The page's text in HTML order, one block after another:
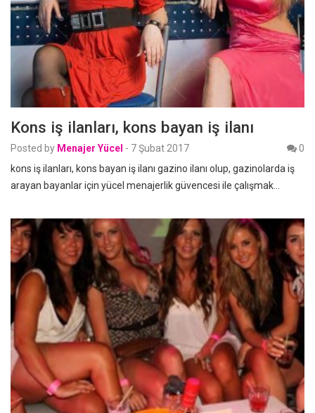
Kons iş ilanları, kons bayan iş ilanı
Posted by Menajer Yücel - 7 Şubat 2017
0
kons iş ilanları, kons bayan iş ilanı gazino ilanı olup, gazinolarda iş
arayan bayanlar için yücel menajerlik güvencesi ile çalışmak…